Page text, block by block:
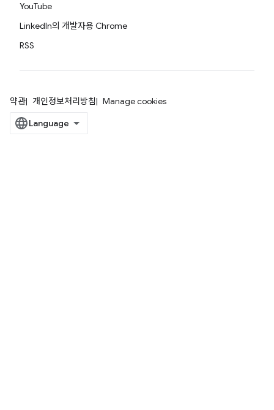
YouTube
LinkedIn의 개발자용 Chrome
RSS
약관 개인정보처리방침 Manage cookies